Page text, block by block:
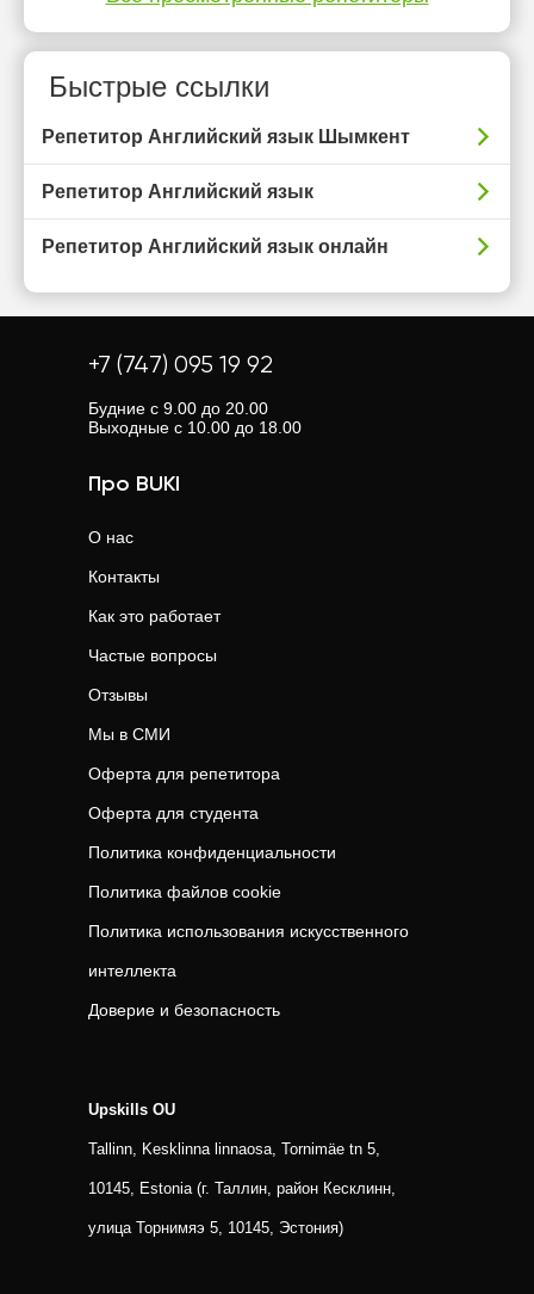
Быстрые ссылки
Репетитор Английский язык Шымкент
Репетитор Английский язык
Репетитор Английский язык онлайн
+7 (747) 095 19 92
Будние с 9.00 до 20.00
Выходные с 10.00 до 18.00
Про BUKI
О нас
Контакты
Как это работает
Частые вопросы
Отзывы
Мы в СМИ
Оферта для репетитора
Оферта для студента
Политика конфиденциальности
Политика файлов cookie
Политика использования искусственного
интеллекта
Доверие и безопасность
Upskills OU
Tallinn, Kesklinna linnaosa, Tornimäe tn 5,
10145, Estonia (г. Таллин, район Кесклинн,
улица Торнимяэ 5, 10145, Эстония)